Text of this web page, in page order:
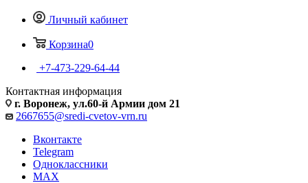
Личный кабинет
Корзина0
+7-473-229-64-44
Контактная информация
г. Воронеж, ул.60-й Армии дом 21
2667655@sredi-cvetov-vrn.ru
Вконтакте
Telegram
Одноклассники
MAX